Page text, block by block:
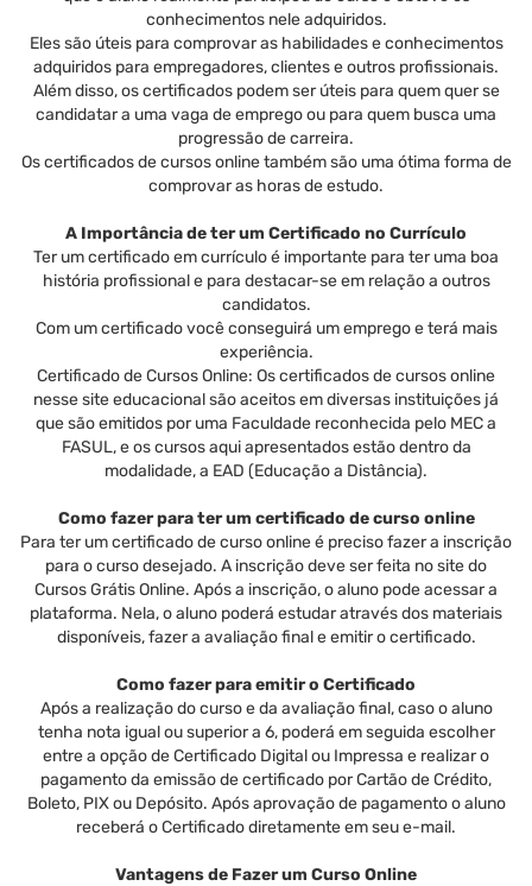
conhecimentos nele adquiridos.
Eles são úteis para comprovar as habilidades e conhecimentos
adquiridos para empregadores, clientes e outros profissionais.
Além disso, os certificados podem ser úteis para quem quer se
candidatar a uma vaga de emprego ou para quem busca uma
progressão de carreira.
Os certificados de cursos online também são uma ótima forma de
comprovar as horas de estudo.
A Importância de ter um Certificado no Currículo
Ter um certificado em currículo é importante para ter uma boa
história profissional e para destacar-se em relação a outros
candidatos.
Com um certificado você conseguirá um emprego e terá mais
experiência.
Certificado de Cursos Online: Os certificados de cursos online
nesse site educacional são aceitos em diversas instituições já
que são emitidos por uma Faculdade reconhecida pelo MEC a
FASUL, e os cursos aqui apresentados estão dentro da
modalidade, a EAD (Educação a Distância).
Como fazer para ter um certificado de curso online
Para ter um certificado de curso online é preciso fazer a inscrição
para o curso desejado. A inscrição deve ser feita no site do
Cursos Grátis Online. Após a inscrição, o aluno pode acessar a
plataforma. Nela, o aluno poderá estudar através dos materiais
disponíveis, fazer a avaliação final e emitir o certificado.
Como fazer para emitir o Certificado
Após a realização do curso e da avaliação final, caso o aluno
tenha nota igual ou superior a 6, poderá em seguida escolher
entre a opção de Certificado Digital ou Impressa e realizar o
pagamento da emissão de certificado por Cartão de Crédito,
Boleto, PIX ou Depósito. Após aprovação de pagamento o aluno
receberá o Certificado diretamente em seu e-mail.
Vantagens de Fazer um Curso Online